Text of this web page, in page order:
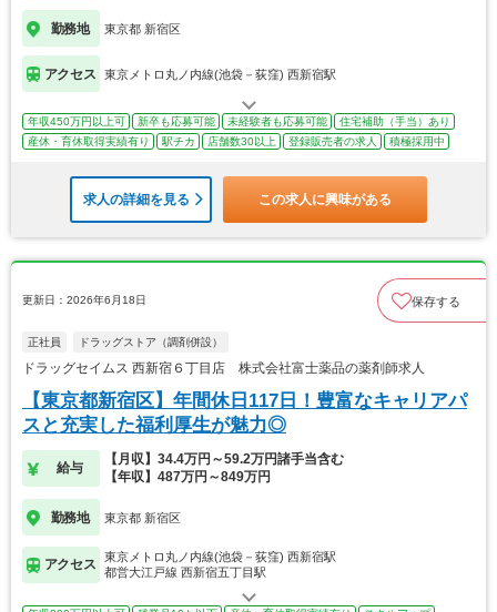
勤務地 東京都 新宿区
アクセス 東京メトロ丸ノ内線(池袋－荻窪) 西新宿駅
年収450万円以上可 新卒も応募可能 未経験者も応募可能
住宅補助（手当）あり
産休・育休取得実績有り
駅チカ 店舗数30以上 登録販売者の求人 積極採用中
求人の詳細を見る この求人に興味がある
更新日：2026年6月18日 保存する
正社員 ドラッグストア（調剤併設）
ドラッグセイムス 西新宿６丁目店 株式会社富士薬品の薬剤師求人
【東京都新宿区】年間休日117日！豊富なキャリアパ
スと充実した福利厚生が魅力◎
給与
【月収】34.4万円～59.2万円諸手当含む
【年収】487万円～849万円
勤務地 東京都 新宿区
アクセス
東京メトロ丸ノ内線(池袋－荻窪) 西新宿駅
都営大江戸線 西新宿五丁目駅